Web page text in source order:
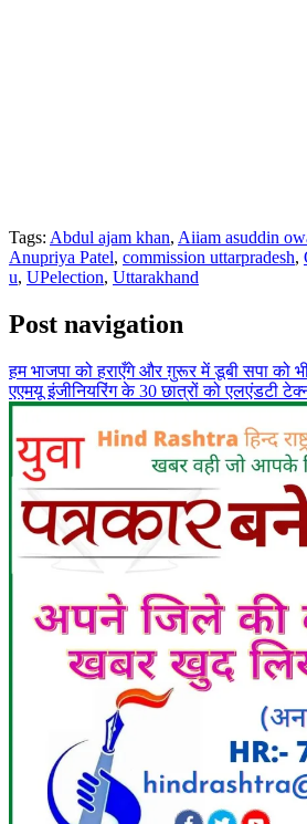
Tags: Abdul ajam khan, Aiiam asuddin
Anupriya Patel, commission uttarpradesh,
u, UPelection, Uttarakhand
Post navigation
हम भाजपा को हराएँगे और ग़ुरूर में डूबी सपा को
एएमयू इंजीनियरिंग के 30 छात्रों को एलएंडटी